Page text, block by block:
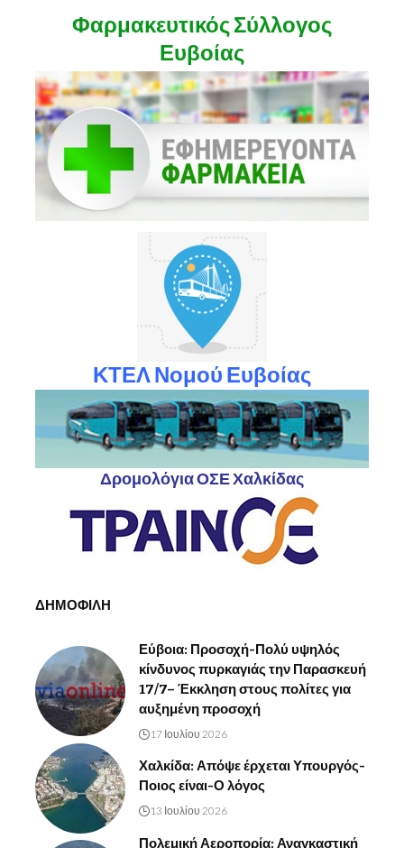
Φαρμακευτικός Σύλλογος
Ευβοίας
ΚΤΕΛ Νομού Ευβοίας
Δρομολόγια ΟΣΕ Χαλκίδας
ΔΗΜΟΦΙΛΗ
Εύβοια: Προσοχή-Πολύ υψηλός
κίνδυνος πυρκαγιάς την Παρασκευή
17/7– Έκκληση στους πολίτες για
αυξημένη προσοχή
17 Ιουλίου 2026
Χαλκίδα: Απόψε έρχεται Υπουργός-
Ποιος είναι-Ο λόγος
13 Ιουλίου 2026
Πολεμική Αεροπορία: Αναγκαστική